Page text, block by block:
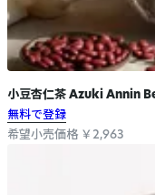
小豆杏仁茶 Azuki Annin
無料で登録
希望小売価格 ￥2,963